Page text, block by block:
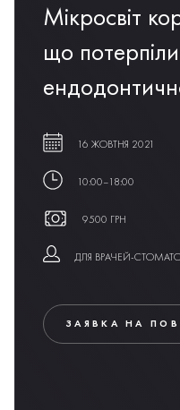
Мікросвіт
що
16 ЖОВТНЯ 2021
10:00–18:00
9500 ГРН
ДЛЯ ВРАЧЕЙ-
ЗАЯВКА НА